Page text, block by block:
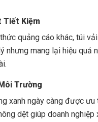
Tiết Kiệm
quảng cáo khác, túi
nhưng mang lại hiệu quả
Trường
xanh ngày càng được ưu
dệt giúp doanh nghiệp